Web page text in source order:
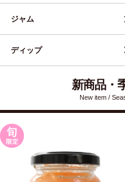
ジャム
ディップ
新商品・
New item /